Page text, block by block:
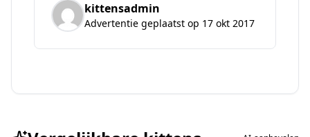
kittensadmin
Advertentie geplaatst op 17 okt 2017